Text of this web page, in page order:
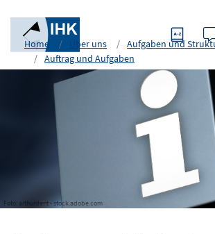
Home Über uns
Aufgaben und
Auftrag und Aufgaben
Foto: arthurdent - stock.adobe.com